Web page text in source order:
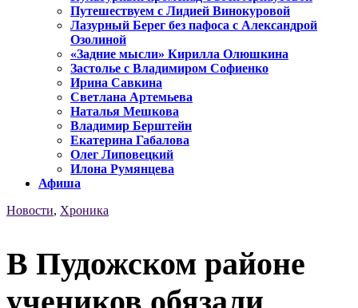
Путешествуем с Лидией Винокуровой
Лазурный Берег без пафоса с Александрой
Озолиной
«Задние мысли» Кирилла Олюшкина
Застолье с Владимиром Софиенко
Ирина Савкина
Светлана Артемьева
Наталья Мешкова
Владимир Берштейн
Екатерина Габалова
Олег Липовецкий
Илона Румянцева
Афиша
Новости, Хроника
В Пудожском районе